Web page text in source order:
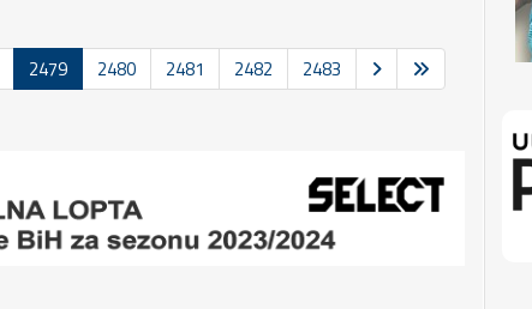
2479 2480 2481 2482 2483